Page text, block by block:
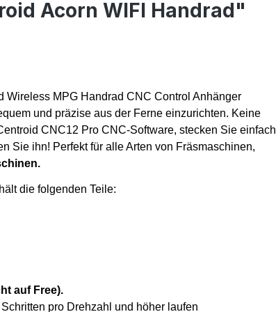
Acorn WIFI Handrad"
Wireless MPG Handrad CNC Control Anhänger
und präzise aus der Ferne einzurichten. Keine
CNC12 Pro CNC-Software, stecken Sie einfach
Sie ihn! Perfekt für alle Arten von Fräsmaschinen,
die folgenden Teile:
auf Free).
pro Drehzahl und höher laufen